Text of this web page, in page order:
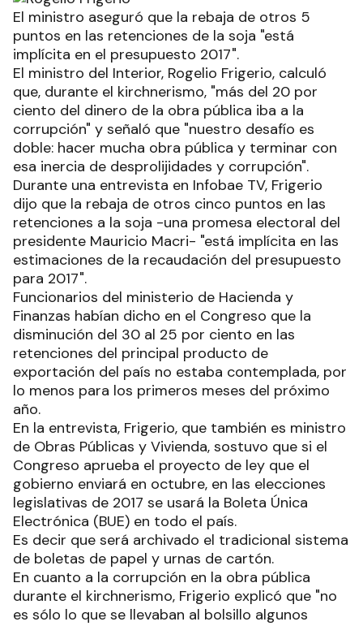
El ministro aseguró que la rebaja de otros 5
puntos en las retenciones de la soja "está
implícita en el presupuesto 2017".
El ministro del Interior, Rogelio Frigerio, calculó
que, durante el kirchnerismo, "más del 20 por
ciento del dinero de la obra pública iba a la
corrupción" y señaló que "nuestro desafío es
doble: hacer mucha obra pública y terminar con
esa inercia de desprolijidades y corrupción".
Durante una entrevista en Infobae TV, Frigerio
dijo que la rebaja de otros cinco puntos en las
retenciones a la soja -una promesa electoral del
presidente Mauricio Macri- "está implícita en las
estimaciones de la recaudación del presupuesto
para 2017".
Funcionarios del ministerio de Hacienda y
Finanzas habían dicho en el Congreso que la
disminución del 30 al 25 por ciento en las
retenciones del principal producto de
exportación del país no estaba contemplada, por
lo menos para los primeros meses del próximo
año.
En la entrevista, Frigerio, que también es ministro
de Obras Públicas y Vivienda, sostuvo que si el
Congreso aprueba el proyecto de ley que el
gobierno enviará en octubre, en las elecciones
legislativas de 2017 se usará la Boleta Única
Electrónica (BUE) en todo el país.
Es decir que será archivado el tradicional sistema
de boletas de papel y urnas de cartón.
En cuanto a la corrupción en la obra pública
durante el kirchnerismo, Frigerio explicó que "no
es sólo lo que se llevaban al bolsillo algunos